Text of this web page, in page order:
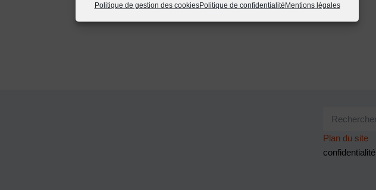
Politique de gestion des cookiesPolitique de confidentialitéMentions légales
Plan du site
confidentialité